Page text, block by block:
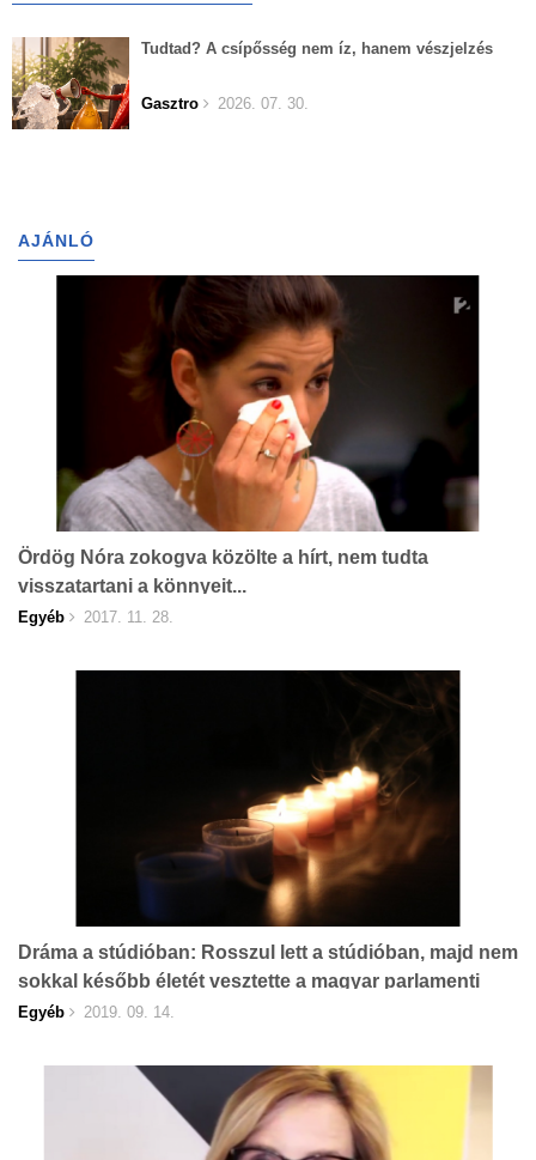
Tudtad? A csípősség nem íz, hanem vészjelzés
Gasztro 2026. 07. 30.
AJÁNLÓ
Ördög Nóra zokogva közölte a hírt, nem tudta
visszatartani a könnyeit...
Egyéb 2017. 11. 28.
Dráma a stúdióban: Rosszul lett a stúdióban, majd nem
sokkal később életét vesztette a magyar parlamenti
képviselő
Egyéb 2019. 09. 14.